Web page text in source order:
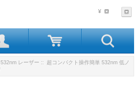
¥
532nm レーザー :: 超コンパクト操作簡単 532nm 低ノ